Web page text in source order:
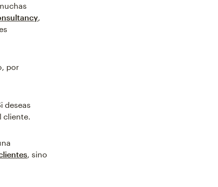
,
por
deseas
cliente.
, sino